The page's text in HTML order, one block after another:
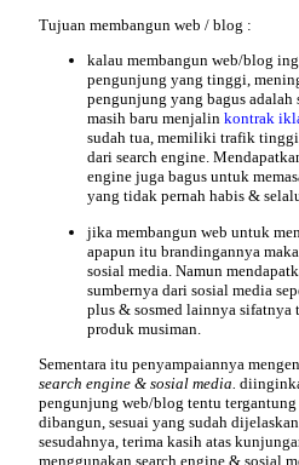
Tujuan membangun web / blog :
kalau membangun web/blog
pengunjung yang tinggi,
pengunjung yang bagus
masih baru menjalin kontrak
sudah tua, memiliki trafik
dari search engine.
engine juga bagus untuk
yang tidak pernah habis &
jika membangun web untuk
apapun itu brandingannya
sosial media. Namun
sumbernya dari sosial media
plus & sosmed lainnya
produk musiman.
Sementara itu penyampaiannya
search engine & sosial media.
pengunjung web/blog tentu
dibangun, sesuai yang sudah
sesudahnya, terima kasih atas
menggunakan search engine & sosial